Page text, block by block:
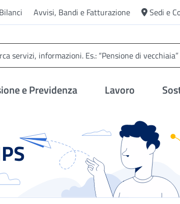
Avvisi, Bandi e Fatturazione Sedi e
e Previdenza Lavoro